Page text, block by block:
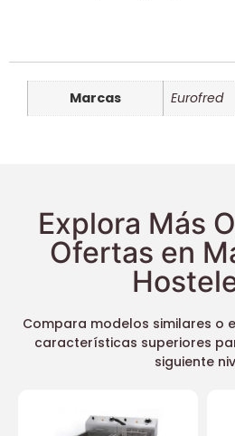
Marcas Eurofred
Explora Más
Ofertas en
Compara modelos similares o
características superiores
siguiente